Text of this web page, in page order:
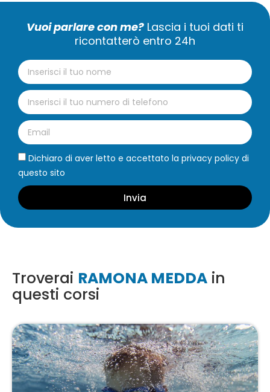
Vuoi parlare con me? Lascia i tuoi dati ti
ricontatterò entro 24h
Dichiaro di aver letto e accettato la privacy policy di
questo sito
Invia
Troverai RAMONA MEDDA in
questi corsi